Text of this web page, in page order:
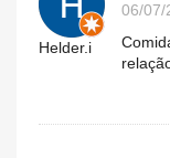
Helder.i
06/07/